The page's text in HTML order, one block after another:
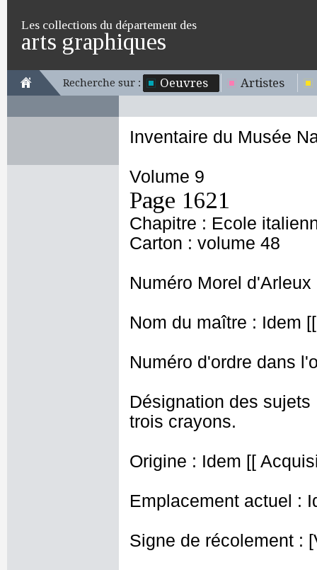
Les collections du département des
arts graphiques
Recherche sur : Oeuvres Artistes
Inventaire du Musée
Volume 9
Page 1621
Chapitre : Ecole
Carton : volume 48
Numéro Morel
Nom du maître : Idem
Numéro d'ordre dans
Désignation des
trois crayons.
Origine : Idem [[
Emplacement actuel :
Signe de récolement :